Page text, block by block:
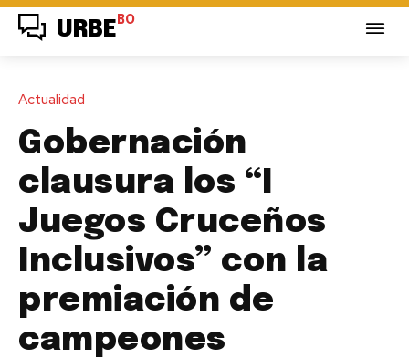
URBE BO
Actualidad
Gobernación
clausura los “I
Juegos Cruceños
Inclusivos” con la
premiación de
campeones